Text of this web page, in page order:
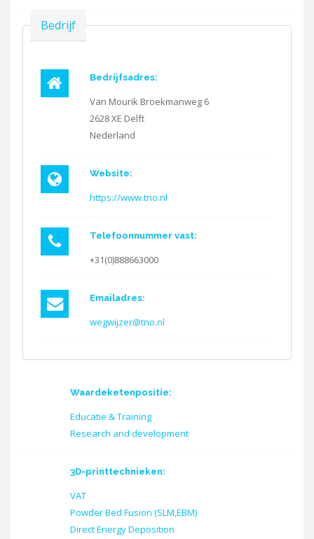
Verbergen
Bedrijf
Bedrijfsadres:
Van Mourik Broekmanweg 6
2628 XE Delft
Nederland
Website:
https://www.tno.nl
Telefoonnummer vast:
+31(0)888663000
Emailadres:
wegwijzer@tno.nl
Waardeketenpositie:
Educatie & Training
Research and development
3D-printtechnieken:
VAT
Powder Bed Fusion (SLM,EBM)
Direct Energy Deposition